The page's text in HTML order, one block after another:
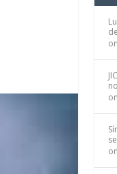
on
on
on